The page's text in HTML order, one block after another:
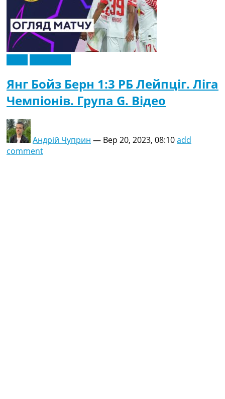
Янг Бойз Берн 1:3 РБ Лейпціг. Ліга
Чемпіонів. Група G. Відео
Андрій Чуприн — Вер 20, 2023, 08:10add
comment